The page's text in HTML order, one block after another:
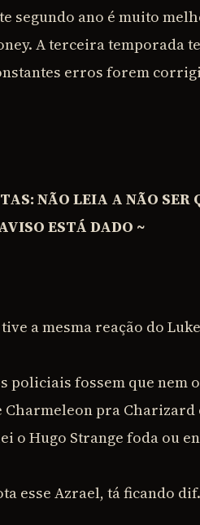
segundo ano é muito
A terceira temporada
erros forem
NÃO LEIA A NÃO
ESTÁ DADO ~
a mesma reação do
policiais fossem que nem
pra Charizard
o Hugo Strange foda ou
esse Azrael, tá ficando